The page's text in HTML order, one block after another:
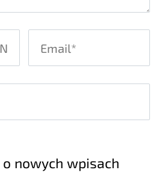
nowych wpisach